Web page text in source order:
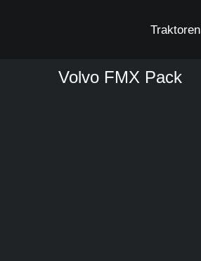
Traktoren
Volvo FMX Pack